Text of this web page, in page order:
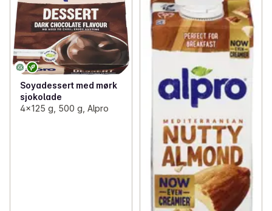
Soyadessert med mørk
sjokolade
4x125 g, 500 g, Alpro